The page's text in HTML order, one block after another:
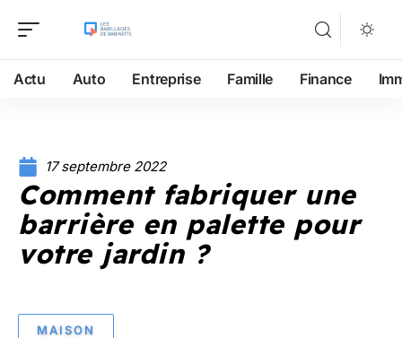
Actu Auto Entreprise Famille Finance
17 septembre 2022
Comment fabriquer une
barrière en palette pour
votre jardin ?
MAISON